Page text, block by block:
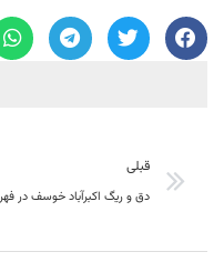
قبلی